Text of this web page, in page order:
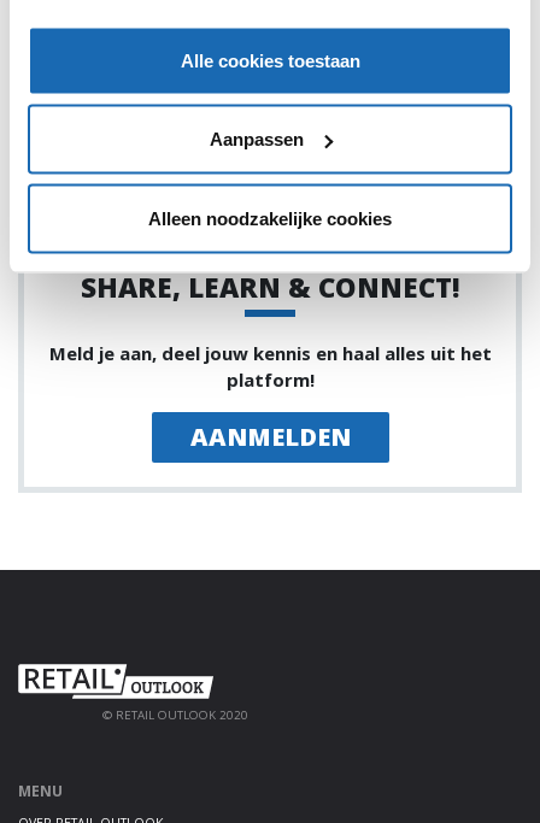
Alle cookies toestaan
Aanpassen
Alleen noodzakelijke cookies
nieuw publiek buiten het museum te tonen.
SHARE, LEARN & CONNECT!
Meld je aan, deel jouw kennis en haal alles uit het
platform!
AANMELDEN
© RETAIL OUTLOOK 2020
MENU